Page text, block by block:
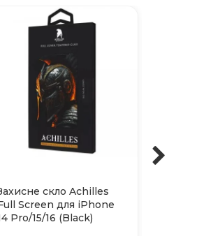
скло Achilles
Screen для iPhone
Pro/15/16 (Black)